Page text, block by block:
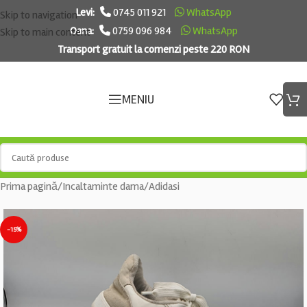
Skip to navigation
Skip to main content
Levi: 0745 011 921
WhatsApp
Oana:
0759 096 984
WhatsApp
Transport gratuit la comenzi peste 220 RON
MENIU
Prima pagină/Incaltaminte dama/Adidasi
-15%